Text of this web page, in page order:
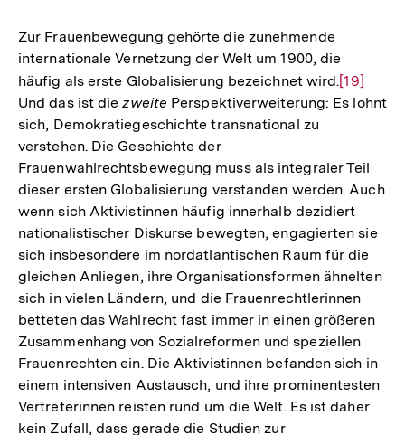
Zur Frauenbewegung gehörte die zunehmende
internationale Vernetzung der Welt um 1900, die
häufig als erste Globalisierung bezeichnet wird.Zur
[19]
Und das ist diezweite Perspektiverweiterung: Es lohnt
sich, Demokratiegeschichte transnational zu
verstehen. Die Geschichte der
Frauenwahlrechtsbewegung muss als integraler Teil
dieser ersten Globalisierung verstanden werden. Auch
wenn sich Aktivistinnen häufig innerhalb dezidiert
nationalistischer Diskurse bewegten, engagierten sie
sich insbesondere im nordatlantischen Raum für die
gleichen Anliegen, ihre Organisationsformen ähnelten
sich in vielen Ländern, und die Frauenrechtlerinnen
betteten das Wahlrecht fast immer in einen größeren
Zusammenhang von Sozialreformen und speziellen
Frauenrechten ein. Die Aktivistinnen befanden sich in
einem intensiven Austausch, und ihre prominentesten
Vertreterinnen reisten rund um die Welt. Es ist daher
kein Zufall, dass gerade die Studien zur